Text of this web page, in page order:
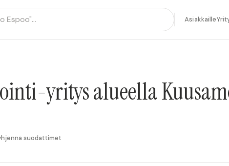
Asiakkaille
yritys alueella
suodattimet